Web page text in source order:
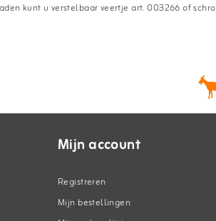
kunt u verstelbaar veertje art. 003266 of
Mijn account
Registreren
Mijn bestellingen